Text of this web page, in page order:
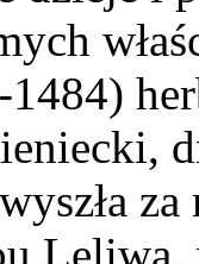
1484)
Leliwa,